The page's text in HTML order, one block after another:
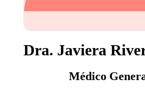
Dra. Javiera
Médico